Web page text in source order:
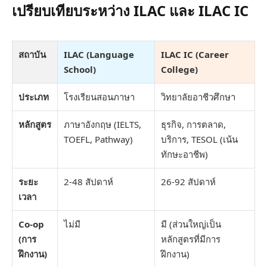
เปรียบเทียบระหว่าง ILAC และ ILAC IC
สถาบัน
ILAC (Language
School)
ILAC IC (Career
College)
ประเภท โรงเรียนสอนภาษา วิทยาลัยอาชีวศึกษา
หลักสูตร
ภาษาอังกฤษ (IELTS,
TOEFL, Pathway)
ธุรกิจ, การตลาด,
บริการ, TESOL (เน้น
ทักษะอาชีพ)
ระยะ
เวลา
2-48 สัปดาห์ 26-92 สัปดาห์
Co-op
(การ
ฝึกงาน)
ไม่มี
มี (ส่วนใหญ่เป็น
หลักสูตรที่มีการ
ฝึกงาน)